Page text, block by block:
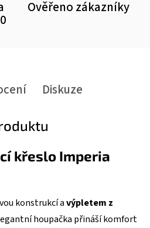
Ověřeno zákazníky
Diskuze
křeslo Imperia
konstrukcí avýpletem z
houpačka přináší komfort